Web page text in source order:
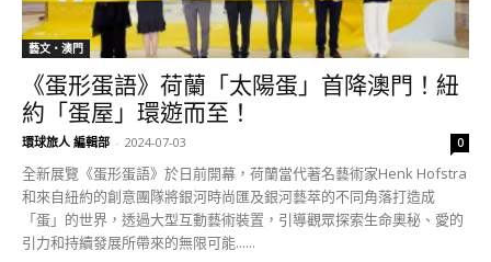
藝文‧澳門
《蛋形蛋語》荷蘭「太陽蛋」首降澳門！紐
約「蛋屋」環遊而至！
環球旅人 編輯部 - 2024-07-03 0
全新展覽《蛋形蛋語》於日前開幕，荷蘭當代著名藝術家Henk Hofstra
和來自紐約的創意團隊將銀河時尚匯及銀河藝萃的不同角落打造成
「蛋」的世界，透過大型互動藝術裝置，引導觀眾探索生命奧秘、愛的
引力和持續發展所帶來的無限可能......